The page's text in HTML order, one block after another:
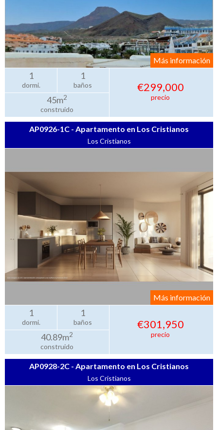
Más información
1
dormi.
1
baños
45m2
construido
€299,000
precio
AP0926-1C - Apartamento en Los Cristianos
Los Cristianos
Más información
1
dormi.
1
baños
40.89m2
construido
€301,950
precio
AP0928-2C - Apartamento en Los Cristianos
Los Cristianos